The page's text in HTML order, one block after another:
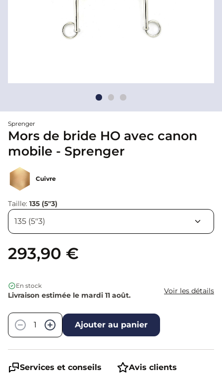
Sprenger
Mors de bride HO avec canon
mobile - Sprenger
Cuivre
Taille: 135 (5"3)
293,90 €
En stock
Livraison estimée le mardi 11 août. Voir les détails
−
+ Ajouter au panier
Services et conseils Avis clients